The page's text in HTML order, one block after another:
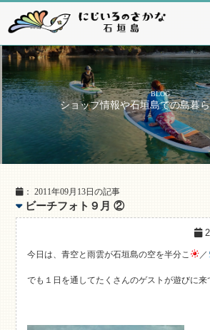
BLOG
ショップ情報や石垣島での島暮
： 2011年09月13日の記事
ビーチフォト９月 ②
今日は、青空と雨雲が石垣島の空を半分こ ／
でも１日を通してたくさんのゲストが遊びに来